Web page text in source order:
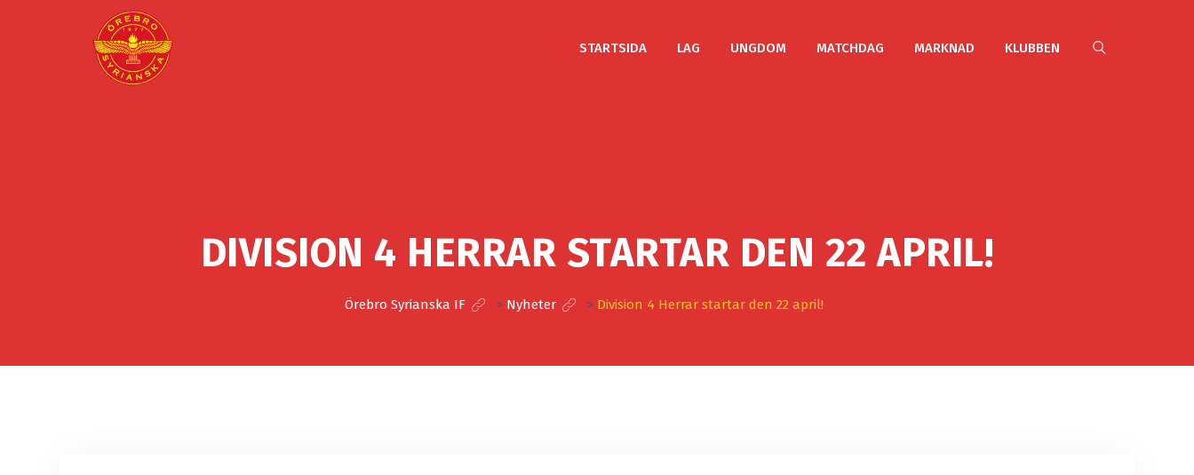
STARTSIDA LAG UNGDOM MATCHDAG MARKNAD KLUBBEN
DIVISION 4 HERRAR STARTAR DEN 22 APRIL!
Örebro Syrianska IF > Nyheter > Division 4 Herrar startar den 22 april!